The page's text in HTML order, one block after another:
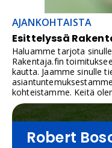
AJANKOHTAISTA
Esittelyssä
Haluamme tarjota
Rakentaja.fin
kautta. Jaamme sinulle
kohteistamme. Keitä
Robert